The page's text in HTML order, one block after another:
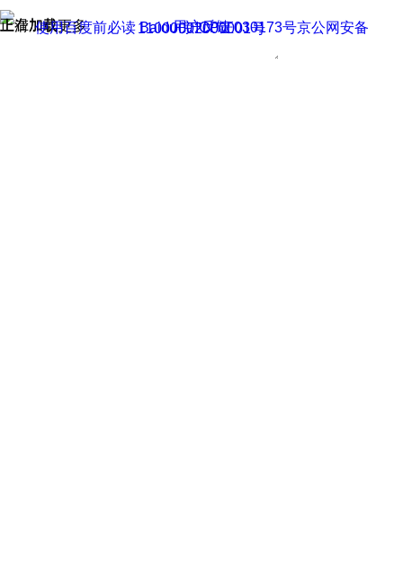
正在加载
上滑加载更多 用户反馈
使用百度前必读 Baidu 京ICP证030173号
京公网安备11000002000001号